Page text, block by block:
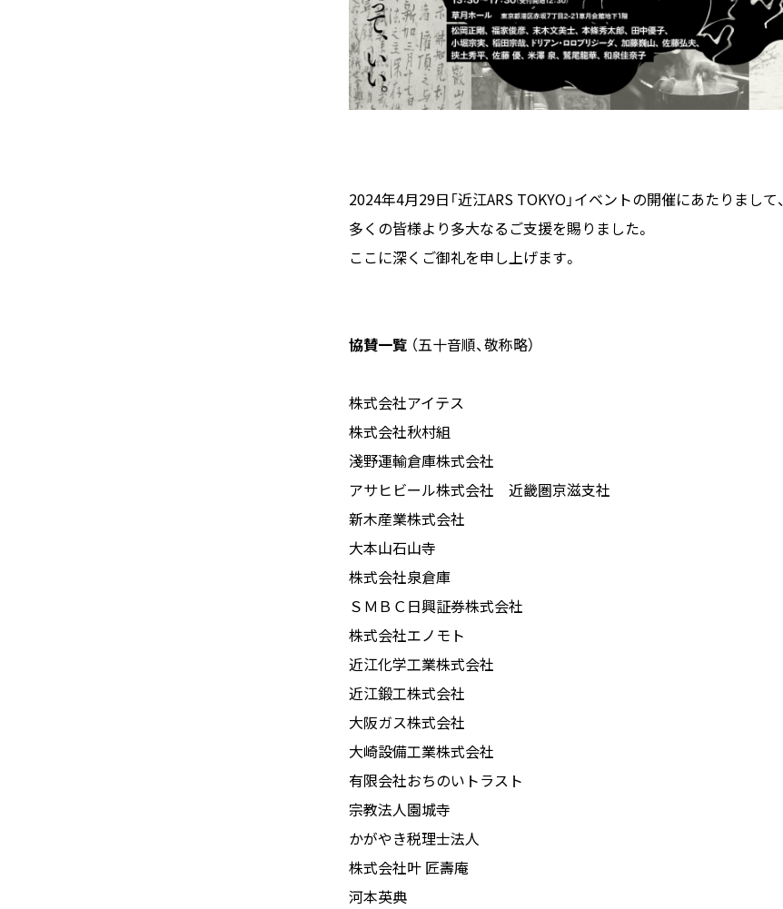
2024年4月29日「近江ARS TOKYO」イベントの開催にあたりまして、
多くの皆様より多大なるご支援を賜りました。
ここに深くご御礼を申し上げます。
協賛一覧 （五十音順、敬称略）
株式会社アイテス
株式会社秋村組
淺野運輸倉庫株式会社
アサヒビール株式会社 近畿圏京滋支社
新木産業株式会社
大本山石山寺
株式会社泉倉庫
ＳＭＢＣ日興証券株式会社
株式会社エノモト
近江化学工業株式会社
近江鍛工株式会社
大阪ガス株式会社
大崎設備工業株式会社
有限会社おちのいトラスト
宗教法人園城寺
かがやき税理士法人
株式会社叶 匠壽庵
河本英典